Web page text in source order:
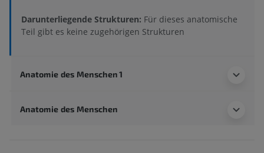
Darunterliegende Strukturen: Für dieses anatomische
Teil gibt es keine zugehörigen Strukturen
Anatomie des Menschen 1
Anatomie des Menschen